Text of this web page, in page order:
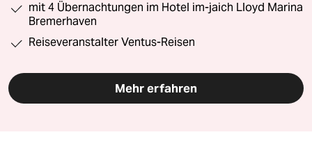
mit 4 Übernachtungen im Hotel im-jaich Lloyd Marina
Bremerhaven
Reiseveranstalter Ventus-Reisen
Mehr erfahren